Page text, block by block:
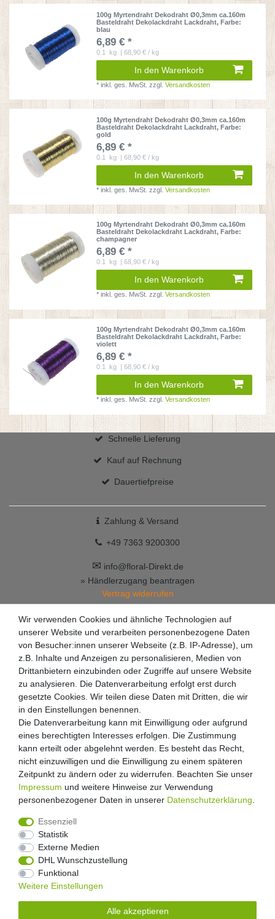
100g Myrtendraht Dekodraht Ø0,3mm ca.160m
Basteldraht Dekolackdraht Lackdraht, Farbe:
blau
6,89 € *
0.1 kg | 68,90 € / kg
In den Warenkorb
*inkl. ges. MwSt. zzgl.Versandkosten
100g Myrtendraht Dekodraht Ø0,3mm ca.160m
Basteldraht Dekolackdraht Lackdraht, Farbe:
gold
6,89 € *
0.1 kg | 68,90 € / kg
In den Warenkorb
*inkl. ges. MwSt. zzgl.Versandkosten
100g Myrtendraht Dekodraht Ø0,3mm ca.160m
Basteldraht Dekolackdraht Lackdraht, Farbe:
champagner
6,89 € *
0.1 kg | 68,90 € / kg
In den Warenkorb
*inkl. ges. MwSt. zzgl.Versandkosten
100g Myrtendraht Dekodraht Ø0,3mm ca.160m
Basteldraht Dekolackdraht Lackdraht, Farbe:
violett
6,89 € *
0.1 kg | 68,90 € / kg
In den Warenkorb
*inkl. ges. MwSt. zzgl.Versandkosten
Schnelle Lieferung
Kauf auf Rechnung
Dauertiefpreise
Zahlung & Versand
+49 7363 9200300
✉ info@floral-Direkt.de
» Händlerzugang beantragen
Vertrag widerrufen
Widerrufs­recht Widerrufs­formular
Daten­schutz­erklärung
Wir verwenden Cookies und ähnliche Technologien auf
unserer Website und verarbeiten personenbezogene Daten
von Besucher:innen unserer Webseite (z.B. IP-Adresse), um
z.B. Inhalte und Anzeigen zu personalisieren, Medien von
Drittanbietern einzubinden oder Zugriffe auf unsere Website
zu analysieren. Die Datenverarbeitung erfolgt erst durch
gesetzte Cookies. Wir teilen diese Daten mit Dritten, die wir
in den Einstellungen benennen.
Die Datenverarbeitung kann mit Einwilligung oder aufgrund
eines berechtigten Interesses erfolgen. Die Zustimmung
kann erteilt oder abgelehnt werden. Es besteht das Recht,
nicht einzuwilligen und die Einwilligung zu einem späteren
Zeitpunkt zu ändern oder zu widerrufen. Beachten Sie unser
Impressum und weitere Hinweise zur Verwendung
personenbezogener Daten in unserer Daten­schutz­erklärung
Essenziell
Statistik
Externe Medien
DHL Wunschzustellung
Funktional
Weitere Einstellungen
Alle akzeptieren